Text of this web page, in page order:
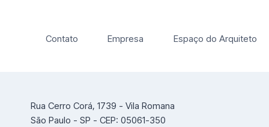
Contato Empresa Espaço do Arquiteto
Rua Cerro Corá, 1739 - Vila Romana
São Paulo - SP - CEP: 05061-350